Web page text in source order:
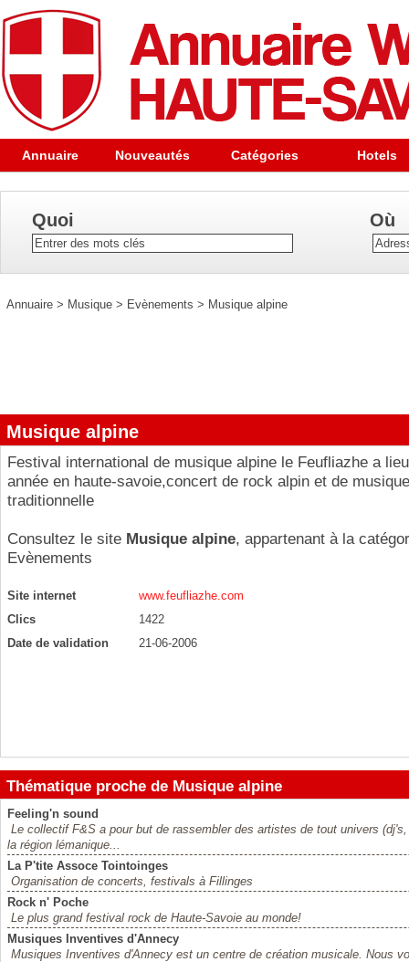
Annuaire Nouveautés Catégories Hotels
Quoi Où
Annuaire > Musique > Evènements > Musique alpine
Musique alpine
Festival international de musique alpine le Feufliazhe a
année en haute-savoie,concert de rock alpin et de
traditionnelle
Consultez le site Musique alpine, appartenant à la
Evènements
Site internet
www.feufliazhe.com
Clics
1422
Date de validation
21-06-2006
Thématique proche de Musique alpine
Feeling'n sound
Le collectif F&S a pour but de rassembler des artistes de tout univers
la région lémanique...
La P'tite Assoce Tointoinges
Organisation de concerts, festivals à Fillinges
Rock n' Poche
Le plus grand festival rock de Haute-Savoie au monde!
Musiques Inventives d'Annecy
Musiques Inventives d'Annecy est un centre de création musicale. Nous